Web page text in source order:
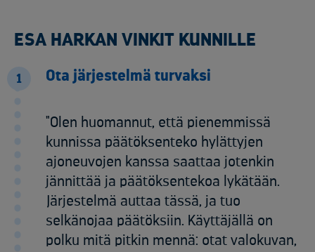
ESA HARKAN VINKIT KUNNILLE
1 Ota järjestelmä turvaksi
"Olen huomannut, että pienemmissä
kunnissa päätöksenteko hylättyjen
ajoneuvojen kanssa saattaa jotenkin
jännittää ja päätöksentekoa lykätään.
Järjestelmä auttaa tässä, ja tuo
selkänojaa päätöksiin. Käyttäjällä on
polku mitä pitkin mennä: otat valokuvan,